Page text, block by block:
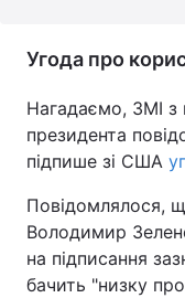
Угода про
Нагадаємо, ЗМІ з
президента
підпише зі США
Повідомлялося,
Володимир
на підписання
бачить "низку